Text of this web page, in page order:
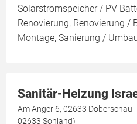
Solarstromspeicher / PV
Renovierung, Renovierung /
Montage, Sanierung /
Sanitär-Heizung
Am Anger 6, 02633 Doberschau
02633 Sohland)